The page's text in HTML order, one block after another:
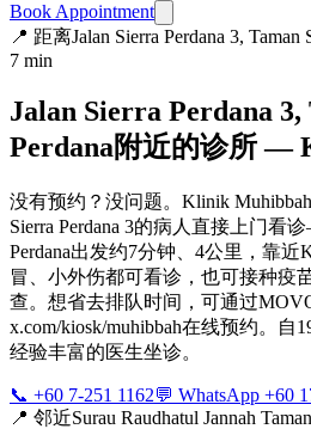
Book Appointment
📍 距离Jalan Sierra Perdana 3, Taman
7 min
Jalan Sierra Perdana
Perdana附近的诊所 —
没有预约？没问题。Klinik
Sierra Perdana 3的病人直接上门看
Perdana出发约7分钟、4公里，靠近
冒、小外伤都可看诊，也可接种疫
查。想省去排队时间，可通过
x.com/kiosk/muhibbah在线预约。自
经验丰富的医生坐诊。
📞 +60 7-251 1162💬 WhatsApp +60
📍 邻近Surau Raudhatul Jannah